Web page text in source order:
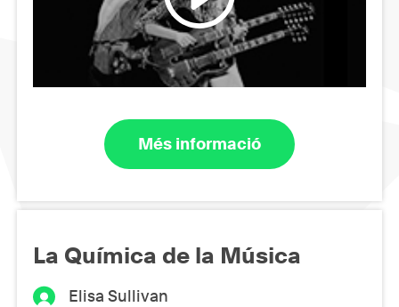
Més informació
La Química de la Música
Elisa Sullivan